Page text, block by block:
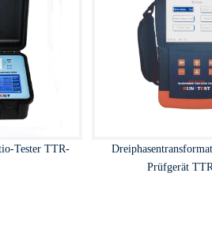
Tester TTR-
Prüfgerät